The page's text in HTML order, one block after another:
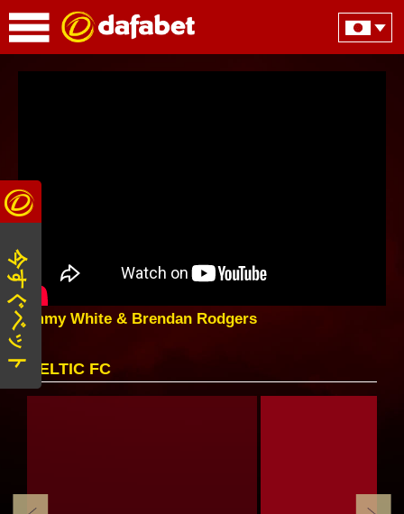
Jimmy White & Brendan Rodgers
CELTIC FC
今すぐベット